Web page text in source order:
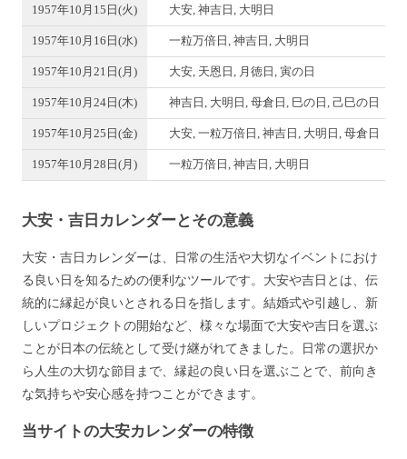
1957年10月15日(火) 大安, 神吉日, 大明日
1957年10月16日(水) 一粒万倍日, 神吉日, 大明日
1957年10月21日(月) 大安, 天恩日, 月徳日, 寅の日
1957年10月24日(木) 神吉日, 大明日, 母倉日, 巳の日, 己巳の日
1957年10月25日(金) 大安, 一粒万倍日, 神吉日, 大明日, 母倉日
1957年10月28日(月) 一粒万倍日, 神吉日, 大明日
大安・吉日カレンダーとその意義
大安・吉日カレンダーは、日常の生活や大切なイベントにおけ
る良い日を知るための便利なツールです。大安や吉日とは、伝
統的に縁起が良いとされる日を指します。結婚式や引越し、新
しいプロジェクトの開始など、様々な場面で大安や吉日を選ぶ
ことが日本の伝統として受け継がれてきました。日常の選択か
ら人生の大切な節目まで、縁起の良い日を選ぶことで、前向き
な気持ちや安心感を持つことができます。
当サイトの大安カレンダーの特徴